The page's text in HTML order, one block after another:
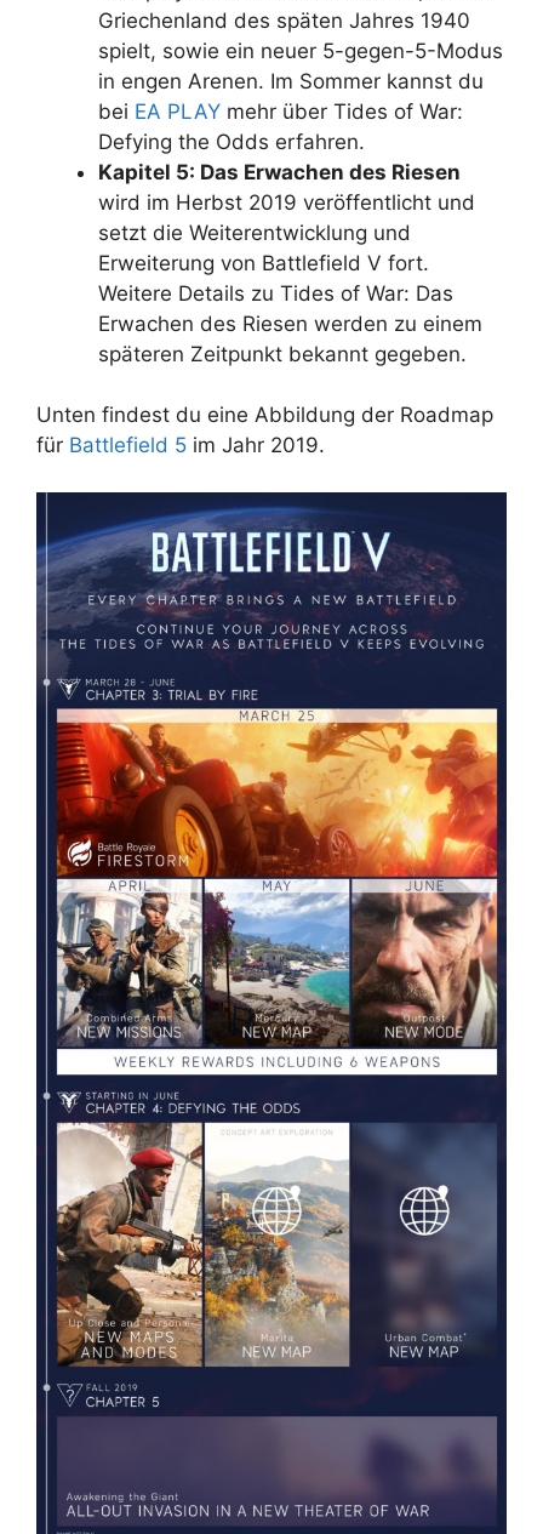
Griechenland des späten Jahres 1940
spielt, sowie ein neuer 5-gegen-5-Modus
in engen Arenen. Im Sommer kannst du
bei EA PLAY mehr über Tides of War:
Defying the Odds erfahren.
Kapitel 5: Das Erwachen des Riesen
wird im Herbst 2019 veröffentlicht und
setzt die Weiterentwicklung und
Erweiterung von Battlefield V fort.
Weitere Details zu Tides of War: Das
Erwachen des Riesen werden zu einem
späteren Zeitpunkt bekannt gegeben.
Unten findest du eine Abbildung der Roadmap
für Battlefield 5 im Jahr 2019.